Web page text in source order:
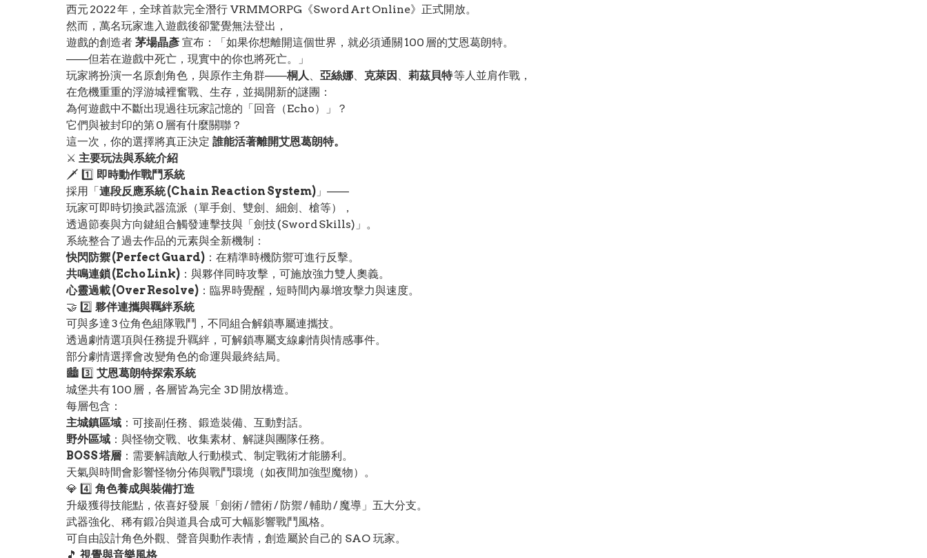
西元 2022 年，全球首款完全潛行 VRMMORPG《Sword Art Online》正式開放。
然而，萬名玩家進入遊戲後卻驚覺無法登出，
遊戲的創造者 茅場晶彥 宣布：「如果你想離開這個世界，就必須通關 100 層的艾恩葛朗特。
——但若在遊戲中死亡，現實中的你也將死亡。」
玩家將扮演一名原創角色，與原作主角群——桐人、 亞絲娜、 克萊因 、 莉茲貝特等人並肩作戰，
在危機重重的浮游城裡奮戰、生存，並揭開新的謎團：
為何遊戲中不斷出現過往玩家記憶的「回音（Echo）」？
它們與被封印的第 0 層有什麼關聯？
這一次，你的選擇將真正決定 誰能活著離開艾恩葛朗特。
⚔️ 主要玩法與系統介紹
🗡️ 1️⃣ 即時動作戰鬥系統
採用「連段反應系統 (Chain Reaction System) 」——
玩家可即時切換武器流派（單手劍、雙劍、細劍、槍等），
透過節奏與方向鍵組合觸發連擊技與「劍技 (Sword Skills)」。
系統整合了過去作品的元素與全新機制：
快閃防禦 (Perfect Guard) ：在精準時機防禦可進行反擊。
共鳴連鎖 (Echo Link) ：與夥伴同時攻擊，可施放強力雙人奧義。
心靈過載 (Over Resolve) ：臨界時覺醒，短時間內暴增攻擊力與速度。
🤝 2️⃣ 夥伴連攜與羈絆系統
可與多達 3 位角色組隊戰鬥，不同組合解鎖專屬連攜技。
透過劇情選項與任務提升羈絆，可解鎖專屬支線劇情與情感事件。
部分劇情選擇會改變角色的命運與最終結局。
🏙️ 3️⃣ 艾恩葛朗特探索系統
城堡共有 100 層，各層皆為完全 3D 開放構造。
每層包含：
主城鎮區域 ：可接副任務、鍛造裝備、互動對話。
野外區域 ：與怪物交戰、收集素材、解謎與團隊任務。
BOSS 塔層 ：需要解讀敵人行動模式、制定戰術才能勝利。
天氣與時間會影響怪物分佈與戰鬥環境（如夜間加強型魔物）。
💎 4️⃣ 角色養成與裝備打造
升級獲得技能點，依喜好發展「劍術 / 體術 / 防禦 / 輔助 / 魔導」五大分支。
武器強化、稀有鍛冶與道具合成可大幅影響戰鬥風格。
可自由設計角色外觀、聲音與動作表情，創造屬於自己的 SAO 玩家。
🎵 視覺與音樂風格